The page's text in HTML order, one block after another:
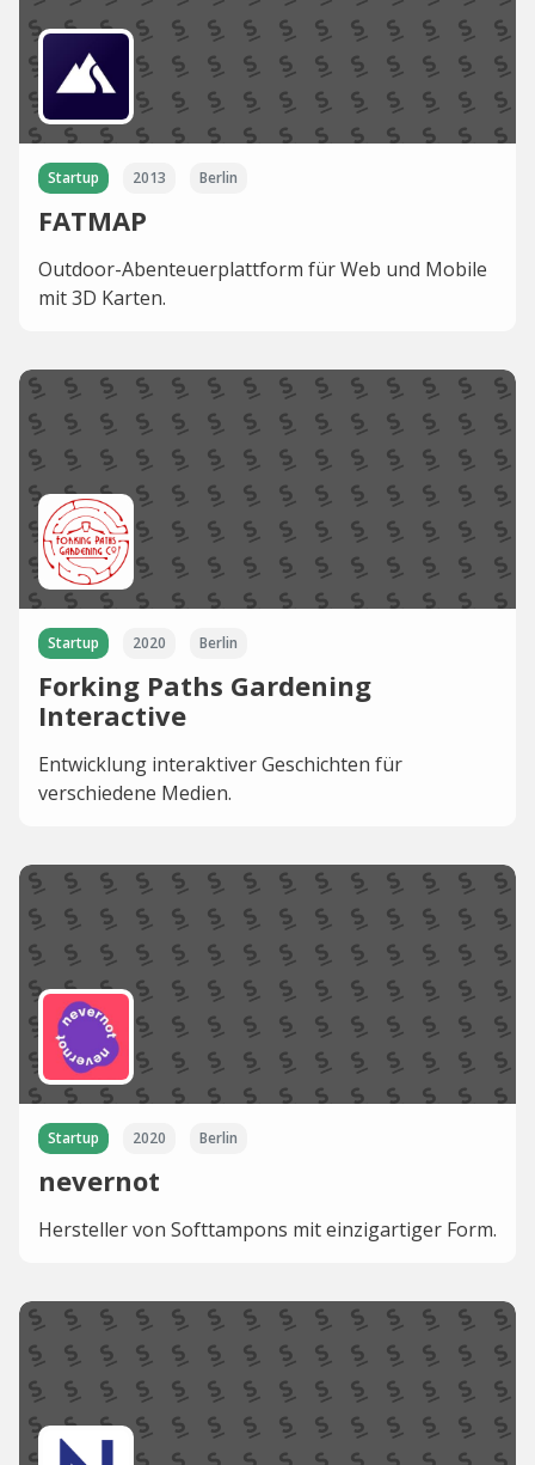
Startup 2013 Berlin
FATMAP
Outdoor-Abenteuerplattform für Web und Mobile
mit 3D Karten.
Startup 2020 Berlin
Forking Paths Gardening
Interactive
Entwicklung interaktiver Geschichten für
verschiedene Medien.
Startup 2020 Berlin
nevernot
Hersteller von Softtampons mit einzigartiger Form.